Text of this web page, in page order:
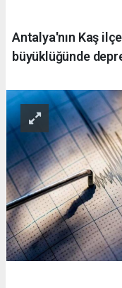
Antalya'nın Kaş
büyüklüğünde